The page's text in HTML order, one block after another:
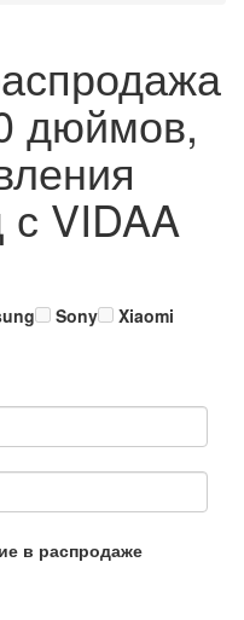
дюймов,
с VIDAA
Sony
Xiaomi
в распродаже